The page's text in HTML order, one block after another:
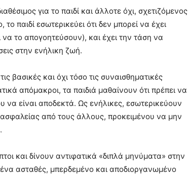
για το παιδί και άλλοτε όχι, σχετιζόμενος
παιδί εσωτερικεύει ότι δεν μπορεί να έχει
το απογοητεύσουν), και έχει την τάση να
στην ενήλικη ζωή.
βασικές και όχι τόσο τις συναισθηματικές
απόμακροι, τα παιδιά μαθαίνουν ότι πρέπει να
είναι αποδεκτά. Ως ενήλικες, εσωτερικεύουν
από τους άλλους, προκειμένου να μην
και δίνουν αντιφατικά «διπλά μηνύματα» στην
ένα ασταθές, μπερδεμένο και αποδιοργανωμένο